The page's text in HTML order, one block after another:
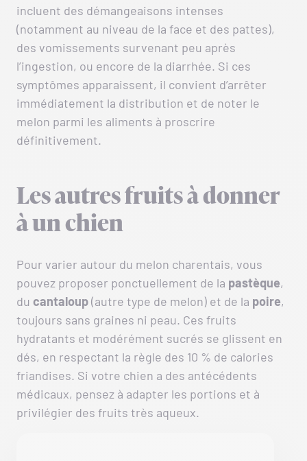
incluent des démangeaisons intenses
(notamment au niveau de la face et des pattes),
des vomissements survenant peu après
l’ingestion, ou encore de la diarrhée. Si ces
symptômes apparaissent, il convient d’arrêter
immédiatement la distribution et de noter le
melon parmi les aliments à proscrire
définitivement.
Les autres fruits à donner
à un chien
Pour varier autour du melon charentais, vous
pouvez proposer ponctuellement de la pastèque,
du cantaloup(autre type de melon) et de la poire,
toujours sans graines ni peau. Ces fruits
hydratants et modérément sucrés se glissent en
dés, en respectant la règle des 10 % de calories
friandises. Si votre chien a des antécédents
médicaux, pensez à adapter les portions et à
privilégier des fruits très aqueux.